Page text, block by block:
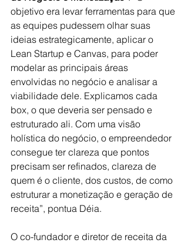
objetivo era levar ferramentas para que
as equipes pudessem olhar suas
ideias estrategicamente, aplicar o
Lean Startup e Canvas, para poder
modelar as principais áreas
envolvidas no negócio e analisar a
viabilidade dele. Explicamos cada
box, o que deveria ser pensado e
estruturado ali. Com uma visão
holística do negócio, o empreendedor
consegue ter clareza que pontos
precisam ser refinados, clareza de
quem é o cliente, dos custos, de como
estruturar a monetização e geração de
receita”, pontua Déia.
O co-fundador e diretor de receita da